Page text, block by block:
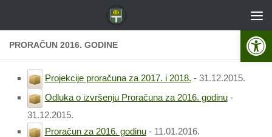
PRORAČUN 2016. GODINE
Projekcije proračuna za 2017. i 2018. - 31.12.2015.
Odluka o izvršenju Proračuna za 2016. godinu-
31.12.2015.
Proračun za 2016. godinu- 11.01.2016.